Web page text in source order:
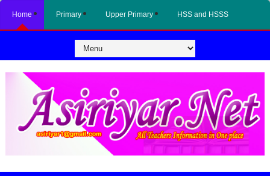
Home Primary Upper Primary HSS and HSSS